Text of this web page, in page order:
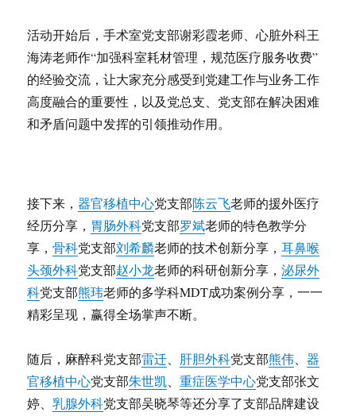
活动开始后，手术室党支部谢彩霞老师、心脏外科王
海涛老师作“加强科室耗材管理，规范医疗服务收费”
的经验交流，让大家充分感受到党建工作与业务工作
高度融合的重要性，以及党总支、党支部在解决困难
和矛盾问题中发挥的引领推动作用。
接下来，器官移植中心党支部陈云飞老师的援外医疗
经历分享， 胃肠外科党支部罗斌老师的特色教学分
享，骨科党支部刘希麟老师的技术创新分享，耳鼻喉
头颈外科党支部赵小龙老师的科研创新分享，泌尿外
科党支部熊玮老师的多学科MDT成功案例分享，一一
精彩呈现，赢得全场掌声不断。
随后，麻醉科党支部雷迁、 肝胆外科党支部熊伟、器
官移植中心党支部朱世凯、重症医学中心党支部张文
婷、乳腺外科党支部吴晓琴等还分享了支部品牌建设